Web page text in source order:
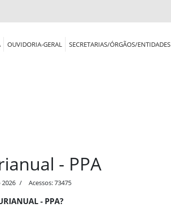
OUVIDORIA-GERAL SECRETARIAS/ÓRGÃOS/ENTIDADES
- PPA
2026 Acessos: 73475
- PPA?